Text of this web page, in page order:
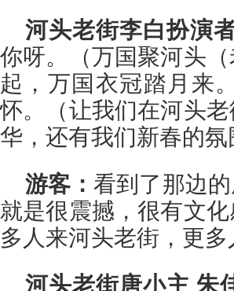
河头老街李白扮演
你呀。（万国聚河头
起，万国衣冠踏月来
怀。（让我们在河头
华，还有我们新春的氛
游客：看到了那边
就是很震撼，很有文
多人来河头老街，更多
河头老街唐小主 朱